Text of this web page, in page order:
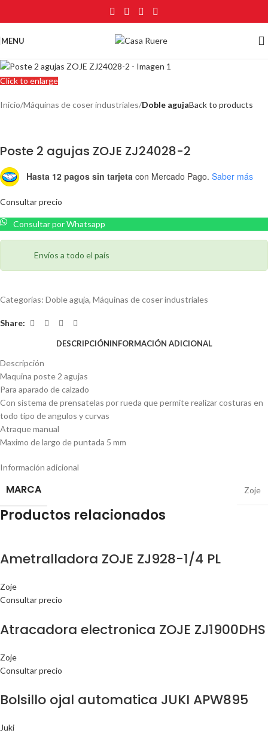
MENU
Click to enlarge
Inicio Máquinas de coser industriales Doble agujaBack to products
Poste 2 agujas ZOJE ZJ24028-2
Hasta 12 pagos sin tarjeta con Mercado Pago. Saber más
Consultar precio
Consultar por Whatsapp
Envíos a todo el país
Categorías: Doble aguja, Máquinas de coser industriales
Share:
DESCRIPCIÓNINFORMACIÓN ADICIONAL
Descripción
Maquina poste 2 agujas
Para aparado de calzado
Con sistema de prensatelas por rueda que permite realizar costuras en
todo tipo de angulos y curvas
Atraque manual
Maximo de largo de puntada 5 mm
Información adicional
MARCA Zoje
Productos relacionados
Ametralladora ZOJE ZJ928-1/4 PL
Zoje
Consultar precio
Atracadora electronica ZOJE ZJ1900DHS
Zoje
Consultar precio
Bolsillo ojal automatica JUKI APW895
Juki